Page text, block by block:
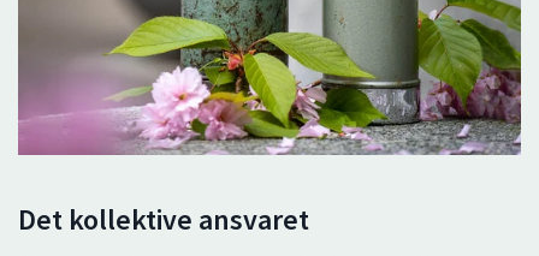
Det kollektive ansvaret